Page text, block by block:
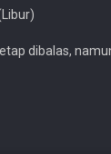
dibalas,